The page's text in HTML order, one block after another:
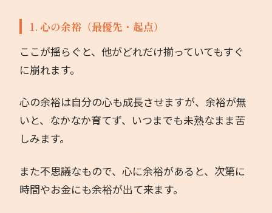
業種別コラム
著書
お問い合わせ
1. 心の余裕（最優先・起点）
ここが揺らぐと、他がどれだけ揃っていてもすぐ
に崩れます。
心の余裕は自分の心も成長させますが、余裕が無
いと、なかなか育てず、いつまでも未熟なまま苦
しみます。
また不思議なもので、心に余裕があると、次第に
時間やお金にも余裕が出て来ます。